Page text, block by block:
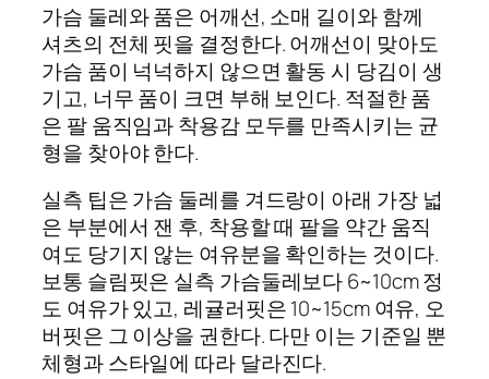
가슴 둘레와 품은 어깨선, 소매 길이와 함께
셔츠의 전체 핏을 결정한다. 어깨선이 맞아도
가슴 품이 넉넉하지 않으면 활동 시 당김이 생
기고, 너무 품이 크면 부해 보인다. 적절한 품
은 팔 움직임과 착용감 모두를 만족시키는 균
형을 찾아야 한다.
실측 팁은 가슴 둘레를 겨드랑이 아래 가장 넓
은 부분에서 잰 후, 착용할 때 팔을 약간 움직
여도 당기지 않는 여유분을 확인하는 것이다.
보통 슬림핏은 실측 가슴둘레보다 6~10cm 정
도 여유가 있고, 레귤러핏은 10~15cm 여유, 오
버핏은 그 이상을 권한다. 다만 이는 기준일 뿐
체형과 스타일에 따라 달라진다.